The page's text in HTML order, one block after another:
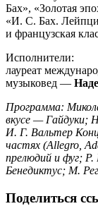
Бах», «Золотая
«И. С. Бах.
и французская
Исполнители:
лауреат
музыковед —
Программа:
вкусе — Гайдуки;
И. Г. Вальтер
частях (Allegro,
прелюдий и фуг;
Бенедиктус; М.
Поделиться